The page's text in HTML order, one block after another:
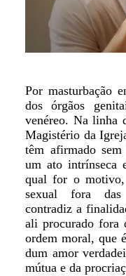
Por masturbação
dos órgãos
venéreo. Na linha
Magistério da
têm afirmado sem
um ato intrínseca
qual for o motivo,
sexual fora das
contradiz a
ali procurado fora
ordem moral, que
dum amor
mútua e da